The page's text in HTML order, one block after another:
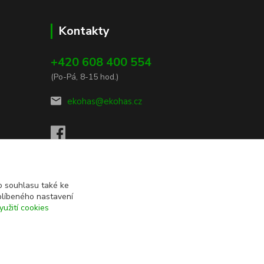
Kontakty
+420 608 400 554
(Po-Pá, 8-15 hod.)
ekohas@ekohas.cz
souhlasu také ke
nastavení
cookies